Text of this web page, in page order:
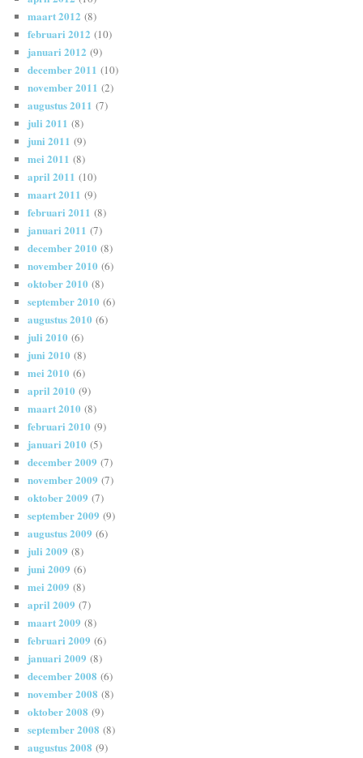
maart 2012 (8)
februari 2012 (10)
januari 2012 (9)
december 2011 (10)
november 2011 (2)
augustus 2011 (7)
juli 2011 (8)
juni 2011 (9)
mei 2011 (8)
april 2011 (10)
maart 2011 (9)
februari 2011 (8)
januari 2011 (7)
december 2010 (8)
november 2010 (6)
oktober 2010 (8)
september 2010 (6)
augustus 2010 (6)
juli 2010 (6)
juni 2010 (8)
mei 2010 (6)
april 2010 (9)
maart 2010 (8)
februari 2010 (9)
januari 2010 (5)
december 2009 (7)
november 2009 (7)
oktober 2009 (7)
september 2009 (9)
augustus 2009 (6)
juli 2009 (8)
juni 2009 (6)
mei 2009 (8)
april 2009 (7)
maart 2009 (8)
februari 2009 (6)
januari 2009 (8)
december 2008 (6)
november 2008 (8)
oktober 2008 (9)
september 2008 (8)
augustus 2008 (9)